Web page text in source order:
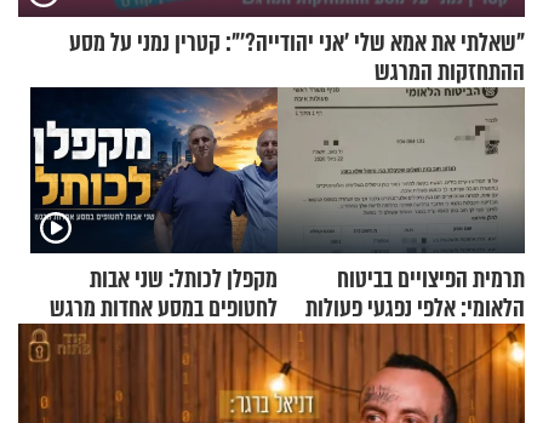
"שאלתי את אמא שלי 'אני יהודייה?'": קטרין נמני על מסע
ההתחזקות המרגש
תרמית הפיצויים בביטוח
הלאומי: אלפי נפגעי פעולות
איבה קיבלו כספים במירמה
מקפלן לכותל: שני אבות
לחטופים במסע אחדות מרגש